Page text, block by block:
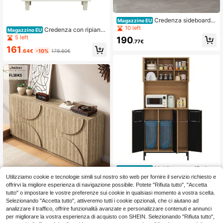
Magazzino EU Credenza con ripiani r
egolabili, mobiletto da bagno autop
ortante con ante in vetro temperato,
consolle da cucina moderna retrò,
due ante, colore crema
5 left
161 .64€ -10% 179.60€
Magazzino EU Flieks Credenza con ri
piani, Credenza con Rebounder, ve
natura naturale del legno, 160 L x 4
0 P x 80 A (cm)
227 .74€
Magazzino EU Credenza sideboard 1
20 cm Natural in Particle Board con
contenitore
10 left
190.77€
Magazzino EU Mobiletto per rifiuti, pe
nsile da cucina a tre ante con separ
azione dei rifiuti, mobile alto 181 cm
con finitura rovere, 3 scomparti per
la raccolta differenziata, ripiano per
microonde e vano per aspirapolver
e, 80 x 35 x 181 cm.
5 left
275 .66€ -7%
Utilizziamo cookie e tecnologie simili sul nostro sito web per fornire il servizio richiesto e
offrirvi la migliore esperienza di navigazione possibile. Potete "Rifiuta tutto", "Accetta
tutto" o impostare le vostre preferenze sui cookie in qualsiasi momento a vostra scelta.
Selezionando "Accetta tutto", attiveremo tutti i cookie opzionali, che ci aiutano ad
analizzare il traffico, offrire funzionalità avanzate e personalizzare contenuti e annunci
per migliorare la vostra esperienza di acquisto con SHEIN. Selezionando "Rifiuta tutto",